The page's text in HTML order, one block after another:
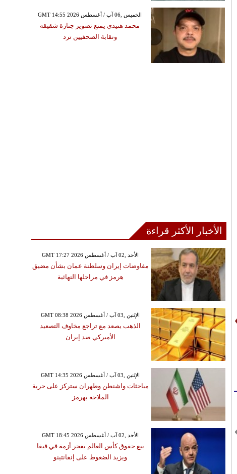
GMT 14:55 2026 الخميس ,06 آب / أغسطس
محمد هنيدي يمنع تصوير جنازة شقيقه
ونقابة الصحفيين ترد
الأخبار الأكثر قراءة
GMT 17:27 2026 الأحد ,02 آب / أغسطس
مفاوضات إيران وسلطنة عمان بشأن مضيق
هرمز في مراحلها النهائية
GMT 08:38 2026 الإثنين ,03 آب / أغسطس
الذهب يصعد مع تراجع مخاوف التصعيد
الأميركي ضد إيران
GMT 14:35 2026 الإثنين ,03 آب / أغسطس
مباحثات واشنطن وطهران ستركز على حرية
الملاحة بهرمز
GMT 18:45 2026 الأحد ,02 آب / أغسطس
بيع حقوق كأس العالم يفجر أزمة في فيفا
ويزيد الضغوط على إنفانتينو